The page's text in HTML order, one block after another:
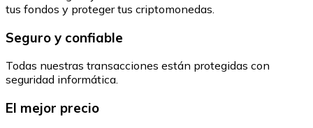
tus fondos y proteger tus criptomonedas.
Seguro y confiable
Todas nuestras transacciones están protegidas con
seguridad informática.
El mejor precio